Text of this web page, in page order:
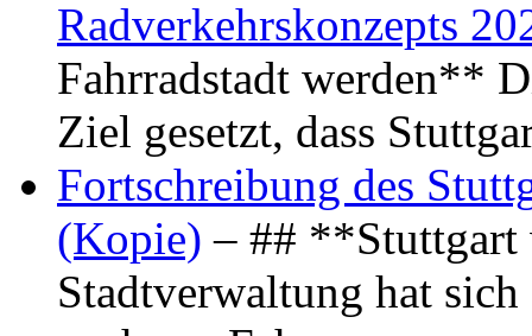
Radverkehrskonzepts
Fahrradstadt werden**
Ziel gesetzt, dass
Fortschreibung des
(Kopie) – ## **Stuttgart
Stadtverwaltung hat